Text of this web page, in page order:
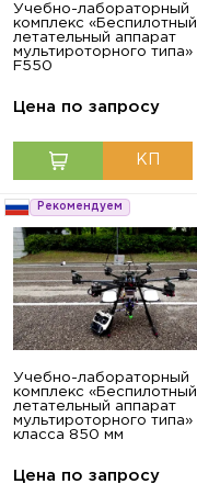
Учебно-лабораторный
комплекс «Беспилотный
летательный аппарат
мультироторного типа»
F550
Цена по запросу
Рекомендуем
Учебно-лабораторный
комплекс «Беспилотный
летательный аппарат
мультироторного типа»
класса 850 мм
Цена по запросу